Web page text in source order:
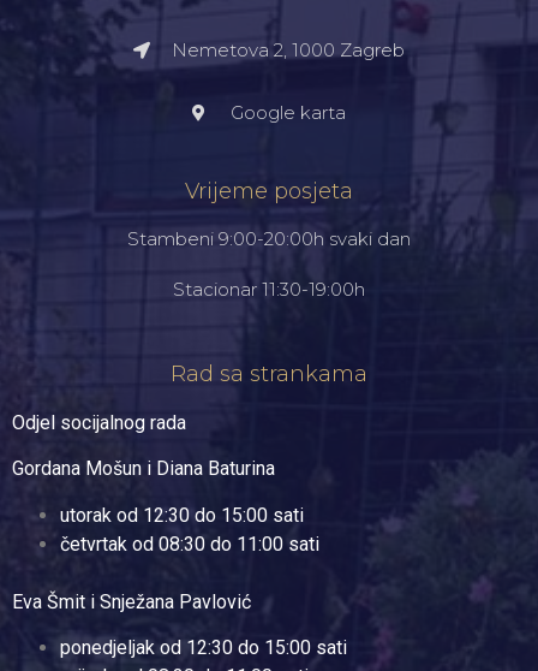
Nemetova 2, 1000 Zagreb​
Google karta
Vrijeme posjeta
Stambeni 9:00-20:00h svaki dan
Stacionar 11:30-19:00h
Rad sa strankama
Odjel socijalnog rada
Gordana Mošun i Diana Baturina
utorak od 12:30 do 15:00 sati
četvrtak od 08:30 do 11:00 sati
Eva Šmit i Snježana Pavlović
ponedjeljak od 12:30 do 15:00 sati